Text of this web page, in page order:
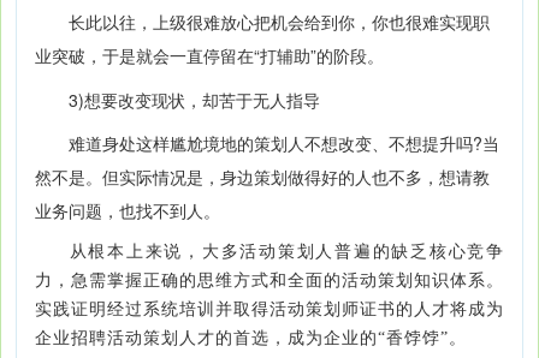
长此以往，上级很难放心把机会给到你，你也很难实现职
业突破，于是就会一直停留在“打辅助”的阶段。
3)想要改变现状，却苦于无人指导
难道身处这样尴尬境地的策划人不想改变、不想提升吗?当
然不是。但实际情况是，身边策划做得好的人也不多，想请教
业务问题，也找不到人。
从根本上来说，大多活动策划人普遍的缺乏核心竞争
力，急需掌握正确的思维方式和全面的活动策划知识体系。
实践证明经过系统培训并取得活动策划师证书的人才将成为
企业招聘活动策划人才的首选，成为企业的“香饽饽”。